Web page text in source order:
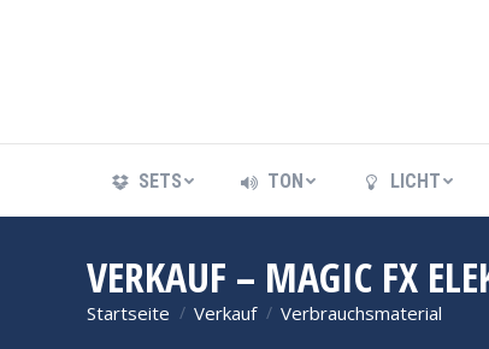
SETS TON LICHT
VERKAUF – MAGIC FX
Sie befinden sich hier:
Startseite Verkauf Verbrauchsmaterial